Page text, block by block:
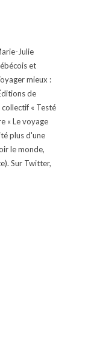
Julie
et
mieux :
de
« Testé
« Le voyage
plus d'une
le monde,
Sur Twitter,